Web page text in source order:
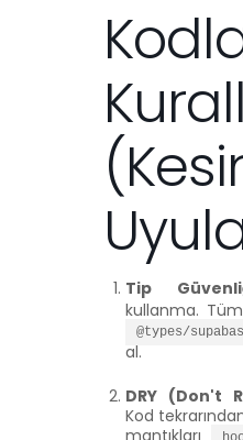
Tip
kullanma.
@types/
al.
DRY (Don't
Kod